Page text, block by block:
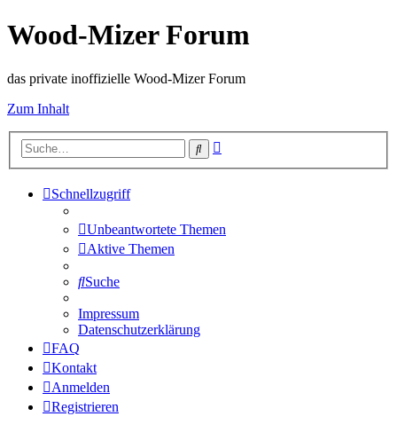
Wood-Mizer Forum
das private inoffizielle Wood-Mizer Forum
Zum Inhalt
Suche
Schnellzugriff
Unbeantwortete Themen
Aktive Themen
Suche
Impressum
Datenschutzerklärung
FAQ
Kontakt
Anmelden
Registrieren